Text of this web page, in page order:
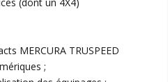
MERCURA TRUSPEED
;